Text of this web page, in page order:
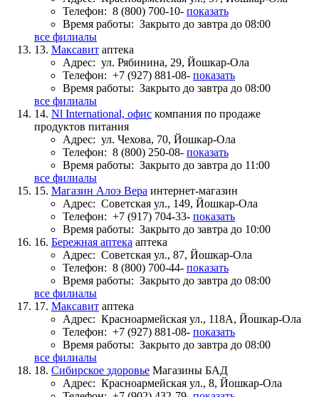
Телефон: 8 (800) 700-10- показать
Время работы: Закрыто до завтра до 08:00
все филиалы
13. Максавит аптека
Адрес: ул. Рябинина, 29, Йошкар-Ола
Телефон: +7 (927) 881-08- показать
Время работы: Закрыто до завтра до 08:00
все филиалы
14. Nl International, офис компания по продаже
продуктов питания
Адрес: ул. Чехова, 70, Йошкар-Ола
Телефон: 8 (800) 250-08- показать
Время работы: Закрыто до завтра до 11:00
все филиалы
15. Магазин Алоэ Вера интернет-магазин
Адрес: Советская ул., 149, Йошкар-Ола
Телефон: +7 (917) 704-33- показать
Время работы: Закрыто до завтра до 10:00
16. Бережная аптека аптека
Адрес: Советская ул., 87, Йошкар-Ола
Телефон: 8 (800) 700-44- показать
Время работы: Закрыто до завтра до 08:00
все филиалы
17. Максавит аптека
Адрес: Красноармейская ул., 118А, Йошкар-Ола
Телефон: +7 (927) 881-08- показать
Время работы: Закрыто до завтра до 08:00
все филиалы
18. Сибирское здоровье Магазины БАД
Адрес: Красноармейская ул., 8, Йошкар-Ола